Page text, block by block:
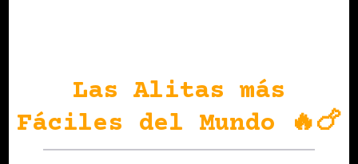
Las Alitas más
Fáciles del Mundo 🔥🍗